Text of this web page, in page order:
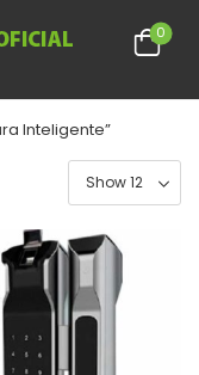
0
Inteligente”